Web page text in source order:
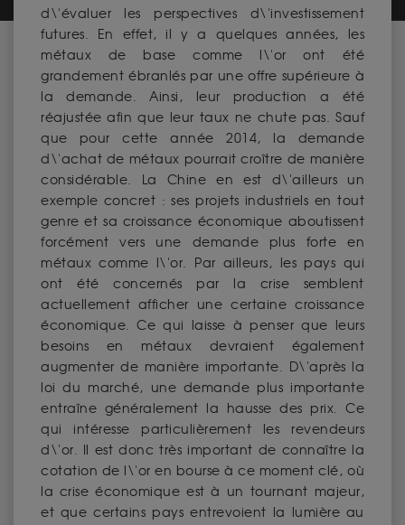
d\'évaluer les perspectives d\'investissement
futures. En effet, il y a quelques années, les
métaux de base comme l\'or ont été
grandement ébranlés par une offre supérieure à
la demande. Ainsi, leur production a été
réajustée afin que leur taux ne chute pas. Sauf
que pour cette année 2014, la demande
d\'achat de métaux pourrait croître de manière
considérable. La Chine en est d\'ailleurs un
exemple concret : ses projets industriels en tout
genre et sa croissance économique aboutissent
forcément vers une demande plus forte en
métaux comme l\'or. Par ailleurs, les pays qui
ont été concernés par la crise semblent
actuellement afficher une certaine croissance
économique. Ce qui laisse à penser que leurs
besoins en métaux devraient également
augmenter de manière importante. D\'après la
loi du marché, une demande plus importante
entraîne généralement la hausse des prix. Ce
qui intéresse particulièrement les revendeurs
d\'or. Il est donc très important de connaître la
cotation de l\'or en bourse à ce moment clé, où
la crise économique est à un tournant majeur,
et que certains pays entrevoient la lumière au